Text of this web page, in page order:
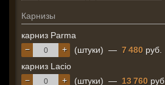
Карнизы
карниз Parma
+
− (штуки) — 7 480 руб.
карниз Lacio
+
− (штуки) — 13 760 руб.